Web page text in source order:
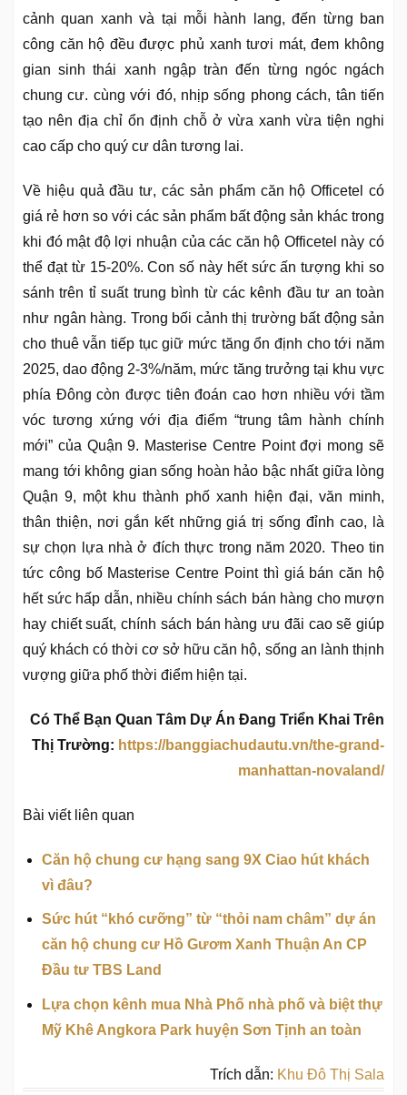
cảnh quan xanh và tại mỗi hành lang, đến từng ban
công căn hộ đều được phủ xanh tươi mát, đem không
gian sinh thái xanh ngập tràn đến từng ngóc ngách
chung cư. cùng với đó, nhịp sống phong cách, tân tiến
tạo nên địa chỉ ổn định chỗ ở vừa xanh vừa tiện nghi
cao cấp cho quý cư dân tương lai.
Về hiệu quả đầu tư, các sản phẩm căn hộ Officetel có
giá rẻ hơn so với các sản phẩm bất động sản khác trong
khi đó mật độ lợi nhuận của các căn hộ Officetel này có
thể đạt từ 15-20%. Con số này hết sức ấn tượng khi so
sánh trên tỉ suất trung bình từ các kênh đầu tư an toàn
như ngân hàng. Trong bối cảnh thị trường bất động sản
cho thuê vẫn tiếp tục giữ mức tăng ổn định cho tới năm
2025, dao động 2-3%/năm, mức tăng trưởng tại khu vực
phía Đông còn được tiên đoán cao hơn nhiều với tầm
vóc tương xứng với địa điểm “trung tâm hành chính
mới” của Quận 9. Masterise Centre Point đợi mong sẽ
mang tới không gian sống hoàn hảo bậc nhất giữa lòng
Quận 9, một khu thành phố xanh hiện đại, văn minh,
thân thiện, nơi gắn kết những giá trị sống đỉnh cao, là
sự chọn lựa nhà ở đích thực trong năm 2020. Theo tin
tức công bố Masterise Centre Point thì giá bán căn hộ
hết sức hấp dẫn, nhiều chính sách bán hàng cho mượn
hay chiết suất, chính sách bán hàng ưu đãi cao sẽ giúp
quý khách có thời cơ sở hữu căn hộ, sống an lành thịnh
vượng giữa phố thời điểm hiện tại.
Có Thể Bạn Quan Tâm Dự Án Đang Triển Khai Trên
Thị Trường: https://banggiachudautu.vn/the-grand-
manhattan-novaland/
Bài viết liên quan
Căn hộ chung cư hạng sang 9X Ciao hút khách
vì đâu?
Sức hút “khó cưỡng” từ “thỏi nam châm” dự án
căn hộ chung cư Hồ Gươm Xanh Thuận An CP
Đầu tư TBS Land
Lựa chọn kênh mua Nhà Phố nhà phố và biệt thự
Mỹ Khê Angkora Park huyện Sơn Tịnh an toàn
Trích dẫn: Khu Đô Thị Sala